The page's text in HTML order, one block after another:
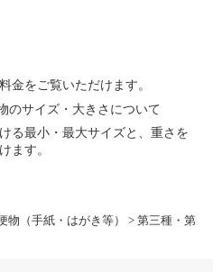
物（手紙・はがき等）
> 第三種・第
金をご覧いただけます。
のサイズ・大きさについて
る最小・最大サイズと、重さを
ます。